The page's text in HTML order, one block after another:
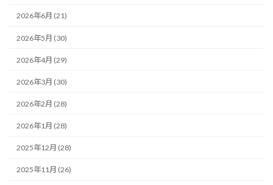
2026年6月 (21)
2026年5月 (30)
2026年4月 (29)
2026年3月 (30)
2026年2月 (28)
2026年1月 (28)
2025年12月 (28)
2025年11月 (26)